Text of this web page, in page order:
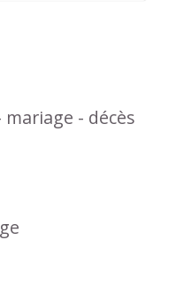
mariage - décès